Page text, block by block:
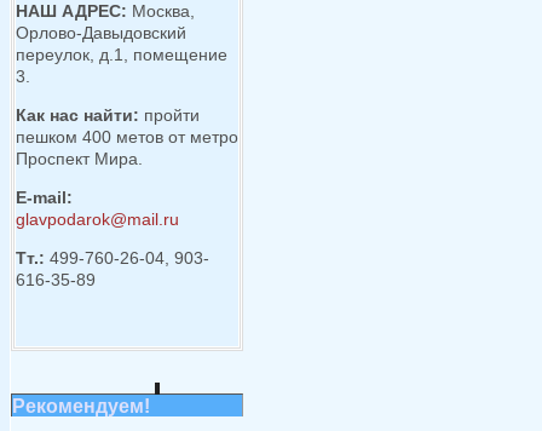
НАШ АДРЕС: Москва,
Орлово-Давыдовский
переулок, д.1, помещение
3.
Как нас найти: пройти
пешком 400 метов от метро
Проспект Мира.
E-mail:
glavpodarok@mail.ru
Тт.: 499-760-26-04, 903-
616-35-89
Рекомендуем!